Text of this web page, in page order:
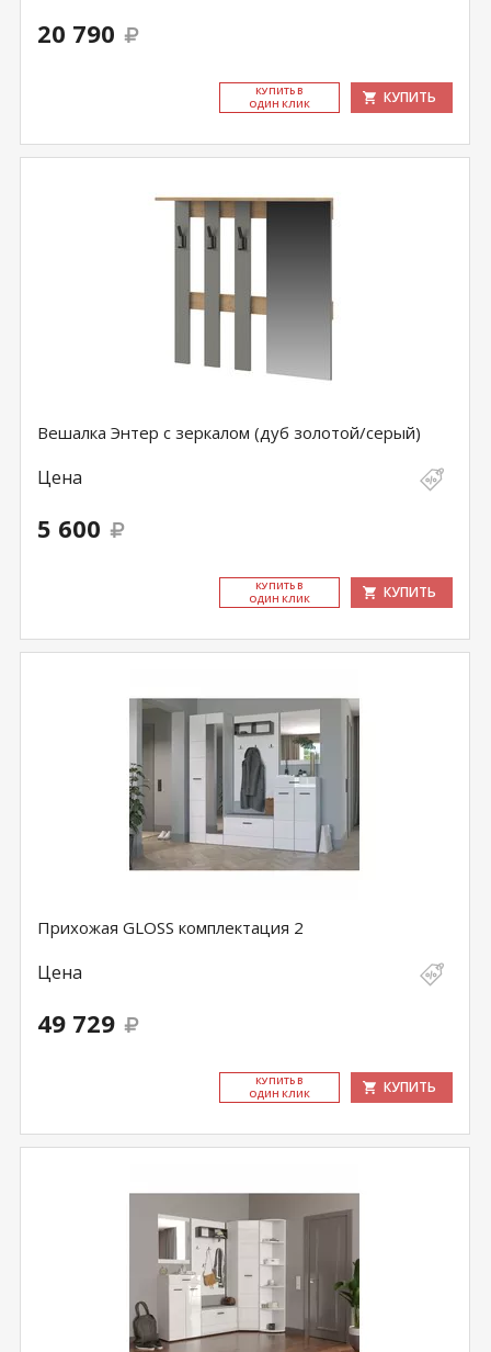
20 790
КУ­ПИТЬ В
ОДИН КЛИК
КУПИТЬ
Вешалка Энтер с зеркалом (дуб золотой/серый)
Цена
5 600
КУ­ПИТЬ В
ОДИН КЛИК
КУПИТЬ
Прихожая GLOSS комплектация 2
Цена
49 729
КУ­ПИТЬ В
ОДИН КЛИК
КУПИТЬ